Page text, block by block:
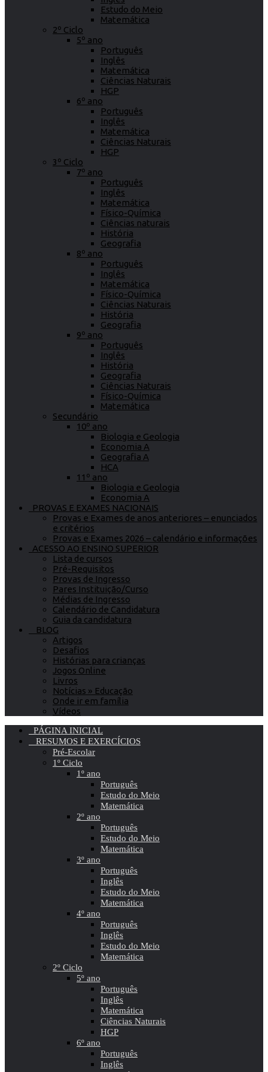
Estudo do Meio
Matemática
2º Ciclo
5º ano
Português
Inglês
Matemática
Ciências Naturais
HGP
6º ano
Português
Inglês
Matemática
Ciências Naturais
HGP
3º Ciclo
7º ano
Português
Inglês
Matemática
Físico-Química
Ciências naturais
História
Geografia
8º ano
Português
Inglês
Matemática
Físico-Química
Ciências Naturais
História
Geografia
9º ano
Português
Inglês
História
Geografia
Ciências Naturais
Físico-Química
Matemática
Secundário
10º ano
Biologia e Geologia
Economia A
Geografia A
HCA
11º ano
Biologia e Geologia
Economia A
PROVAS E EXAMES NACIONAIS
Provas e Exames de anos anteriores – enunciados
e critérios
Provas e Exames 2026 – calendário e informações
ACESSO AO ENSINO SUPERIOR
Lista de cursos
Pré-Requisitos
Provas de Ingresso
Pares Instituição/Curso
Médias de Ingresso
Calendário de Candidatura
Guia da candidatura
BLOG
Artigos
Desafios
Histórias para crianças
Jogos Online
Livros
Notícias » Educação
Onde ir em família
Vídeos
PÁGINA INICIAL
RESUMOS E EXERCÍCIOS
Pré-Escolar
1º Ciclo
1º ano
Português
Estudo do Meio
Matemática
2º ano
Português
Estudo do Meio
Matemática
3º ano
Português
Inglês
Estudo do Meio
Matemática
4º ano
Português
Inglês
Estudo do Meio
Matemática
2º Ciclo
5º ano
Português
Inglês
Matemática
Ciências Naturais
HGP
6º ano
Português
Inglês